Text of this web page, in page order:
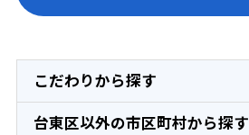
こだわりから探す
台東区以外の市区町村から探す